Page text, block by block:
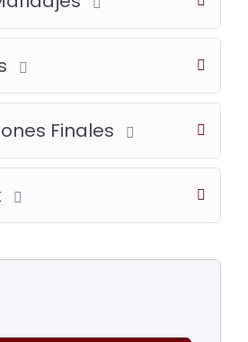
Finales